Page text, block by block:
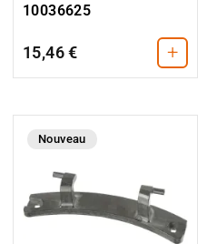
10036625
15,46 € +
Nouveau